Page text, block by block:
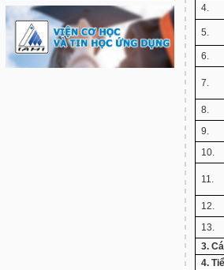
4.
5.
6.
7.
8.
9.
10.
11.
12.
13.
3.
4.